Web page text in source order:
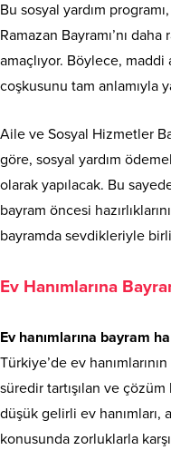
Bu sosyal yardım
Ramazan Bayramı’nı
amaçlıyor. Böylece,
coşkusunu tam anlamıyla
Aile ve Sosyal Hizmetler
göre, sosyal yardım
olarak yapılacak. Bu
bayram öncesi
bayramda sevdikleriyle
Ev Hanımlarına
Ev hanımlarına bayram
Türkiye’de ev
süredir tartışılan ve
düşük gelirli ev
konusunda zorluklarla